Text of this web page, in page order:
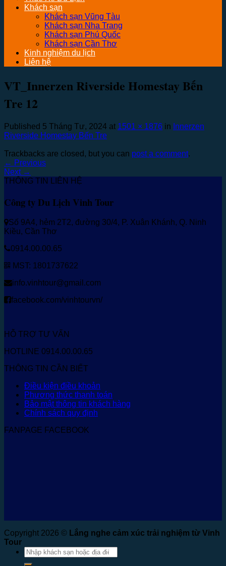
Khách sạn
Khách sạn Vũng Tàu
Khách sạn Nha Trang
Khách sạn Phú Quốc
Khách sạn Cần Thơ
Kinh nghiệm du lịch
Liên hệ
VT_Innerzen Riverside Homestay Bến
Tre 12
Published 5 Tháng Tư, 2024 at 1501 × 1876 in Innerzen
Riverside Homestay Bến Tre
Trackbacks are closed, but you can post a comment.
← Previous
Next →
THÔNG TIN LIÊN HỆ
Công ty Du Lịch Vinh Tour
Số 9A4, hẻm 2T2, đường 30/4, P. Xuân Khánh, Q. Ninh
Kiều, Cần Thơ
0914.00.00.65
MST: 1801737622
info.vinhtour@gmail.com
facebook.com/vinhtourvn/
HỖ TRỢ TƯ VẤN
HOTLINE 0914.00.00.65
THÔNG TIN CẦN BIẾT
Điều kiện điều khoản
Phương thức thanh toán
Bảo mật thông tin khách hàng
Chính sách quy định
FANPAGE FACEBOOK
Copyright 2026 © Lắng nghe cảm xúc trải nghiệm từ Vinh
Tour
Tìm
kiếm: